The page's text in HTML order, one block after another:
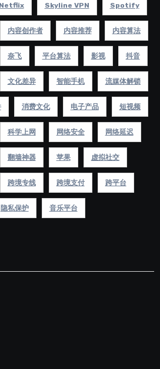
Netflix Skyline VPN Spotify
内容创作者 内容推荐 内容算法
奈飞 平台算法 影视 抖音
文化差异 智能手机 流媒体解锁
消费文化 电子产品 短视频
科学上网 网络安全 网络延迟
翻墙神器 苹果 虚拟社交
跨境专线 跨境支付 跨平台
隐私保护 音乐平台